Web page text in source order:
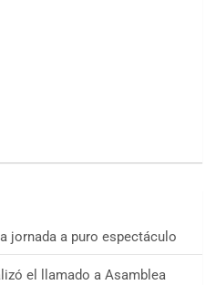
jornada a puro espectáculo
el llamado a Asamblea